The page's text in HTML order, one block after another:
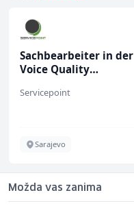
Sachbearbeiter in der
Voice Quality
Servicepoint
Sarajevo
Možda vas zanima